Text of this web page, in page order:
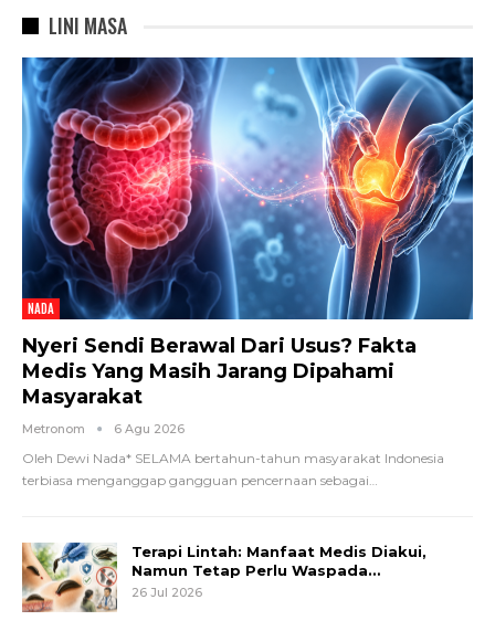
LINI MASA
NADA
Nyeri Sendi Berawal Dari Usus? Fakta
Medis Yang Masih Jarang Dipahami
Masyarakat
Metronom 6 Agu 2026
Oleh Dewi Nada* SELAMA bertahun-tahun masyarakat Indonesia
terbiasa menganggap gangguan pencernaan sebagai
Terapi Lintah: Manfaat Medis Diakui,
Namun Tetap Perlu Waspada…
26 Jul 2026